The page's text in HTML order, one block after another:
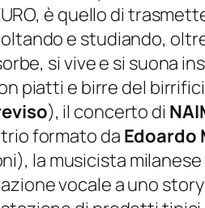
è quello di
e studiando,
si vive e si suona
piatti e birre del
), il concerto di
formato da Edoardo
la musicista
vocale a uno